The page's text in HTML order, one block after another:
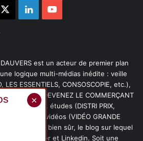
LinkedinYouTube
est un acteur de premier plan
logique multi-médias inédite : veille
LES ESSENTIELS, CONSOSCOPIE, etc.),
PRIX, DEVENEZ LE COMMERÇANT
CLIENTS, etc.), études (DISTRI PRIX,
INSIGHTS), vidéos (VIDÉO GRANDE
CONSO) et, bien sûr, le blog sur lequel
les fils Twitter et Linkedin. Soit une